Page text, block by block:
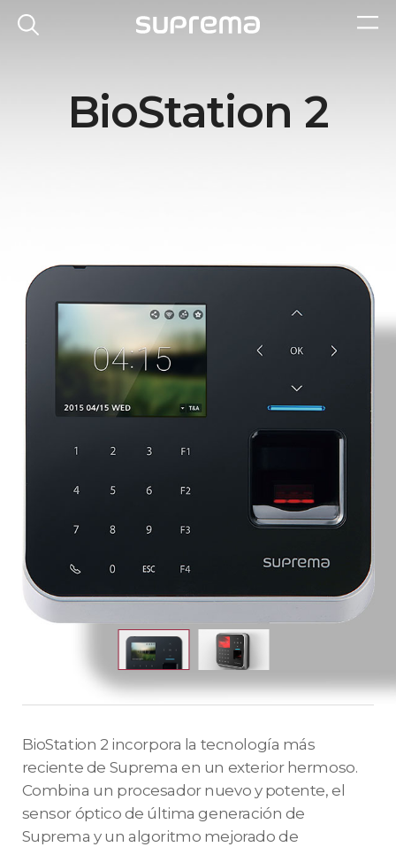
BioStation 2
BioStation 2 incorpora la tecnología más
reciente de Suprema en un exterior hermoso.
Combina un procesador nuevo y potente, el
sensor óptico de última generación de
Suprema y un algoritmo mejorado de